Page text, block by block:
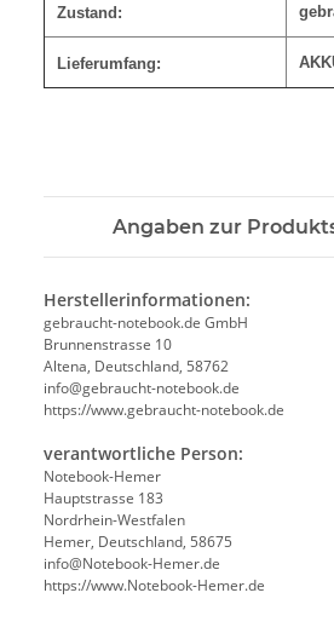
Zustand:
Lieferumfang:
Angaben zur
Herstellerinformationen:
gebraucht-notebook.de GmbH
Brunnenstrasse 10
Altena, Deutschland, 58762
info@gebraucht-notebook.de
https://www.gebraucht-notebook.de
verantwortliche Person:
Notebook-Hemer
Hauptstrasse 183
Nordrhein-Westfalen
Hemer, Deutschland, 58675
info@Notebook-Hemer.de
https://www.Notebook-Hemer.de